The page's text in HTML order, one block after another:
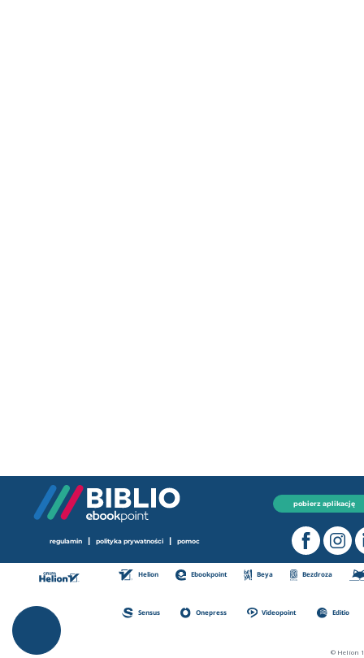
pobierz aplikację
regulamin | polityka prywatności | pomoc
Helion Ebookpoint Beya Bezdroza
Sensus Onepress Videopoint Editio
© Helion